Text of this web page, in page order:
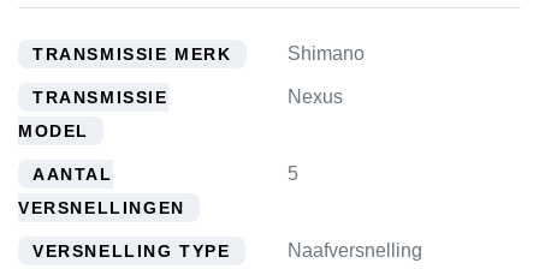
TRANSMISSIE MERK Shimano
TRANSMISSIE
MODEL
Nexus
AANTAL
VERSNELLINGEN
5
VERSNELLING TYPE Naafversnelling